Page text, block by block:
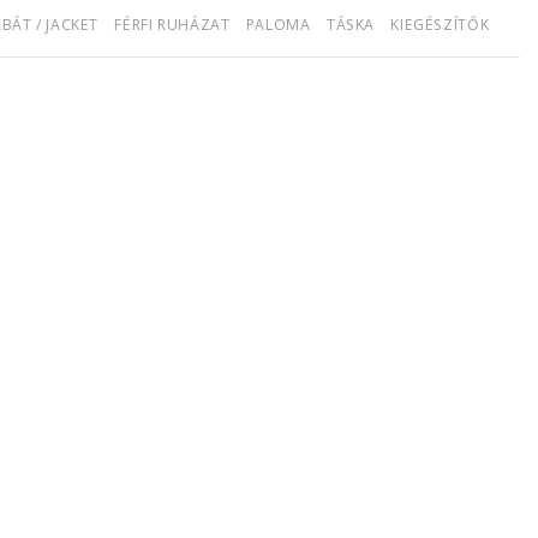
/ JACKET FÉRFI RUHÁZAT PALOMA TÁSKA KIEGÉSZÍTŐK